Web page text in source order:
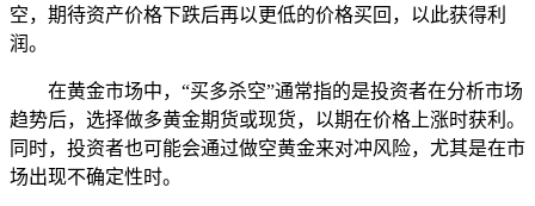
空，期待资产价格下跌后再以更低的价格买回，以此获得利
润。
在黄金市场中，“买多杀空”通常指的是投资者在分析市场
趋势后，选择做多黄金期货或现货，以期在价格上涨时获利。
同时，投资者也可能会通过做空黄金来对冲风险，尤其是在市
场出现不确定性时。